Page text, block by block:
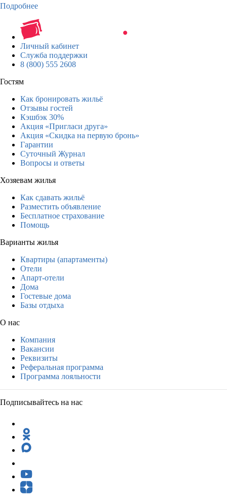
Подробнее
Личный кабинет
Служба поддержки
8 (800) 555 2608
Гостям
Как бронировать жильё
Отзывы гостей
Кэшбэк 30%
Акция «Пригласи друга»
Акция «Скидка на первую бронь»
Гарантии
Суточный Журнал
Вопросы и ответы
Хозяевам жилья
Как сдавать жильё
Разместить объявление
Бесплатное страхование
Помощь
Варианты жилья
Квартиры (апартаменты)
Отели
Апарт-отели
Дома
Гостевые дома
Базы отдыха
О нас
Компания
Вакансии
Реквизиты
Реферальная программа
Программа лояльности
Подписывайтесь на нас